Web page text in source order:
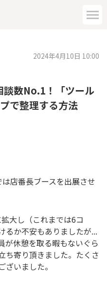
2024年4月10日 10:00
談数No.1！「ツール
で整理する方法
は店番長ブースを出展させ
大し（これまでは6コ
るか不安もありましたが...
が休憩を取る暇もないぐら
ち寄り頂きました。たくさ
いました。